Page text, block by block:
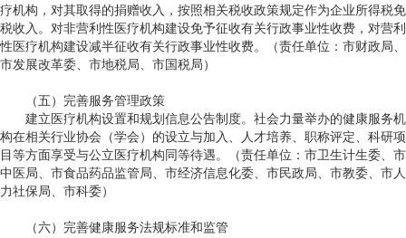
疗机构，对其取得的捐赠收入，按照相关税收政策规定作为企业所得税免
税收入。对非营利性医疗机构建设免予征收有关行政事业性收费，对营利
性医疗机构建设减半征收有关行政事业性收费。（责任单位：市财政局、
市发展改革委、市地税局、市国税局）
（五）完善服务管理政策
建立医疗机构设置和规划信息公告制度。社会力量举办的健康服务机
构在相关行业协会（学会）的设立与加入、人才培养、职称评定、科研项
目等方面享受与公立医疗机构同等待遇。（责任单位：市卫生计生委、市
中医局、市食品药品监管局、市经济信息化委、市民政局、市教委、市人
力社保局、市科委）
（六）完善健康服务法规标准和监管